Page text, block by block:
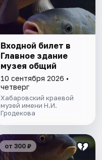
Входной билет в
Главное здание
музея общий
10 сентября 2026 •
четверг
Хабаровский краевой
музей имени Н.И.
Гродекова
от 300 ₽